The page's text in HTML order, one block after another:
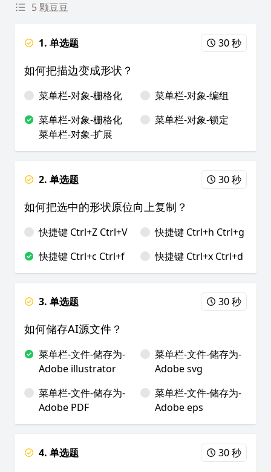
5 颗豆豆
1. 单选题 30 秒
如何把描边变成形状？
菜单栏-对象-栅格化
菜单栏-对象-编组
菜单栏-对象-栅格化
菜单栏-对象-扩展
菜单栏-对象-锁定
2. 单选题 30 秒
如何把选中的形状原位向上复制？
快捷键 Ctrl+Z Ctrl+V
快捷键 Ctrl+h Ctrl+g
快捷键 Ctrl+c Ctrl+f
快捷键 Ctrl+x Ctrl+d
3. 单选题 30 秒
如何储存AI源文件？
菜单栏-文件-储存为-
Adobe illustrator
菜单栏-文件-储存为-
Adobe svg
菜单栏-文件-储存为-
Adobe PDF
菜单栏-文件-储存为-
Adobe eps
4. 单选题 30 秒